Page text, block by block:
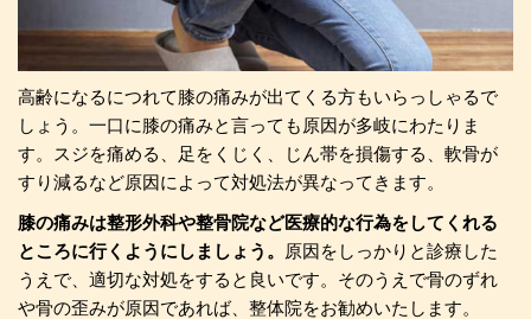
高齢になるにつれて膝の痛みが出てくる方もいらっしゃるで
しょう。一口に膝の痛みと言っても原因が多岐にわたりま
す。スジを痛める、足をくじく、じん帯を損傷する、軟骨が
すり減るなど原因によって対処法が異なってきます。
膝の痛みは整形外科や整骨院など医療的な行為をしてくれる
ところに行くようにしましょう。
原因をしっかりと診療した
うえで、適切な対処をすると良いです。そのうえで骨のずれ
や骨の歪みが原因であれば、整体院をお勧めいたします。